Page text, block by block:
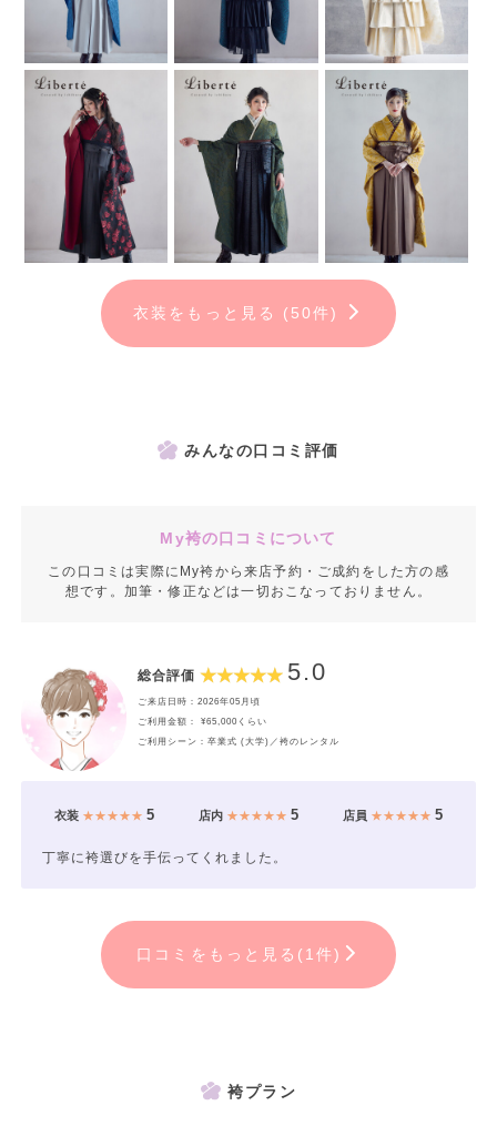
※アルバム作成には別途料金が発生します。
衣装をもっと見る (50件)
みんなの口コミ評価
My袴の口コミについて
この口コミは実際にMy袴から来店予約・ご成約をした方の感
想です。加筆・修正などは一切おこなっておりません。
総合評価 5.0
ご来店日時：2026年05月頃
ご利用金額： ¥65,000くらい
ご利用シーン：卒業式 (大学)／袴のレンタル
衣装★★★★★ 5 店内★★★★★ 5 店員 ★★★★★5
丁寧に袴選びを手伝ってくれました。
口コミをもっと見る(1件)
袴プラン